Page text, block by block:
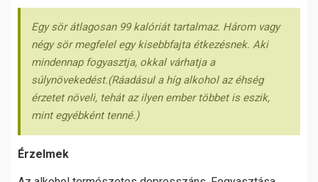
Egy sör átlagosan 99 kalóriát tartalmaz. Három vagy
négy sör megfelel egy kisebbfajta étkezésnek. Aki
mindennap fogyasztja, okkal várhatja a
súlynövekedést.(Ráadásul a híg alkohol az éhség
érzetet növeli, tehát az ilyen ember többet is eszik,
mint egyébként tenné.)
Érzelmek